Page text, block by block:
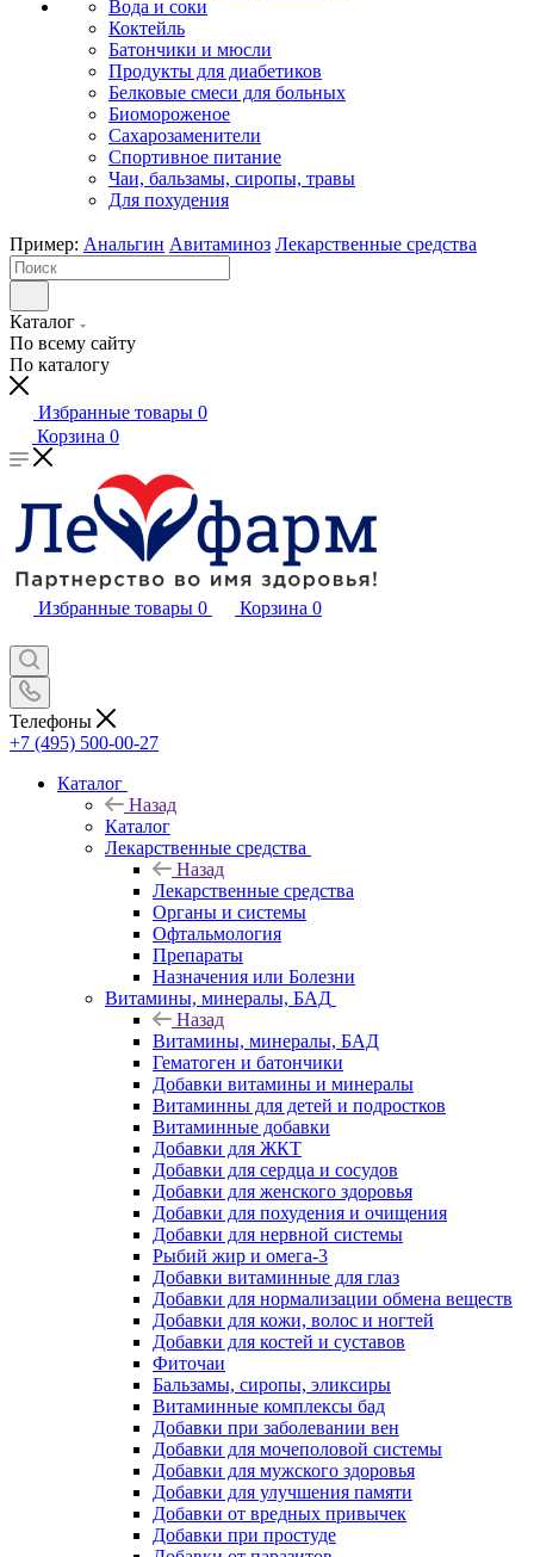
Вода и соки
Коктейль
Батончики и мюсли
Продукты для диабетиков
Белковые смеси для больных
Биомороженое
Сахарозаменители
Спортивное питание
Чаи, бальзамы, сиропы, травы
Для похудения
Пример: Анальгин Авитаминоз Лекарственные средства
Каталог
По всему сайту
По каталогу
Избранные товары 0
Корзина 0
Избранные товары 0 Корзина 0
Телефоны
+7 (495) 500-00-27
Каталог
Назад
Каталог
Лекарственные средства
Назад
Лекарственные средства
Органы и системы
Офтальмология
Препараты
Назначения или Болезни
Витамины, минералы, БАД
Назад
Витамины, минералы, БАД
Гематоген и батончики
Добавки витамины и минералы
Витаминны для детей и подростков
Витаминные добавки
Добавки для ЖКТ
Добавки для сердца и сосудов
Добавки для женского здоровья
Добавки для похудения и очищения
Добавки для нервной системы
Рыбий жир и омега-3
Добавки витаминные для глаз
Добавки для нормализации обмена веществ
Добавки для кожи, волос и ногтей
Добавки для костей и суставов
Фиточаи
Бальзамы, сиропы, эликсиры
Витаминные комплексы бад
Добавки при заболевании вен
Добавки для мочеполовой системы
Добавки для мужского здоровья
Добавки для улучшения памяти
Добавки от вредных привычек
Добавки при простуде